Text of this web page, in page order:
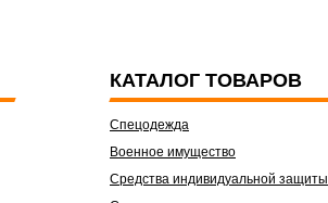
КАТАЛОГ ТОВАРОВ
Спецодежда
Военное имущество
Средства индивидуальной защиты